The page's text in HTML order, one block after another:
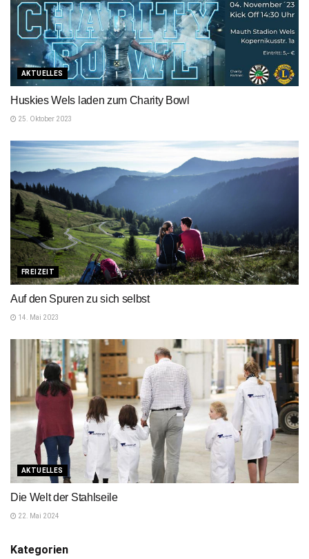
AKTUELLES
Huskies Wels laden zum Charity Bowl
25. Oktober 2023
FREIZEIT
Auf den Spuren zu sich selbst
14. Mai 2023
AKTUELLES
Die Welt der Stahlseile
22. Mai 2024
Kategorien